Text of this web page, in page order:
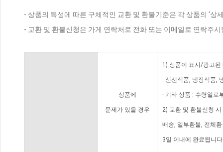
- 상품의 특성에 따른 구체적인 교환 및 환불기준은 각 상품의 '상
- 교환 및 환불신청은 가게 연락처로 전화 또는 이메일로 연락주
상품에
문제가 있을 경우
1) 상품이 표시/광고된
- 신선식품, 냉장식품,
- 기타 상품 : 수령일로
2) 교환 및 환불신청
배송, 일부환불, 전체
3일 이내에 완료됩니